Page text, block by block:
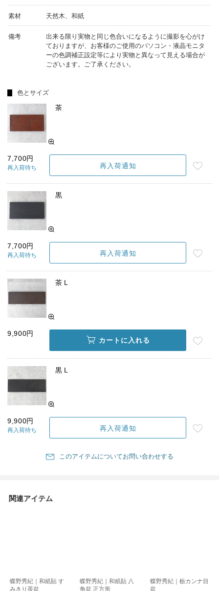
素材 天然木、和紙
備考
出来る限り実物と同じ色合いになるように撮影を心がけ
ておりますが、お客様のご使用のパソコン・液晶モニタ
ーの色調補正設定等により実物と異なって見える場合が
ございます。ご了承ください。
色とサイズ
茶
7,700円
再入荷待ち 再入荷通知
黒
7,700円
再入荷待ち 再入荷通知
茶 L
9,900円
カートに入れる
黒 L
9,900円
再入荷待ち 再入荷通知
このアイテムについてお問い合わせする
関連アイテム
蝶野秀紀｜和紙貼 す
みきり茶盆
蝶野秀紀｜和紙貼 八
角盆 正方形
蝶野秀紀｜栃カンナ目
盆